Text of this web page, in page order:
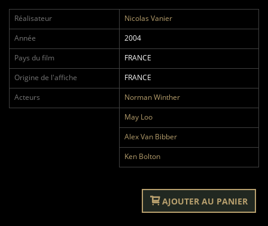
Réalisateur
Nicolas Vanier
Année
2004
Pays du film
FRANCE
Origine de l'affiche
FRANCE
Acteurs
Norman Winther
May Loo
Alex Van Bibber
Ken Bolton
AJOUTER AU PANIER